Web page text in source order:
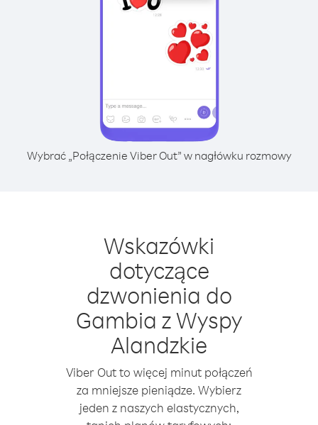
Wybrać „Połączenie Viber Out” w nagłówku rozmowy
Wskazówki
dotyczące
dzwonienia do
Gambia z Wyspy
Alandzkie
Viber Out to więcej minut połączeń
za mniejsze pieniądze. Wybierz
jeden z naszych elastycznych,